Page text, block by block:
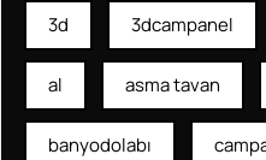
3d 3dcampanel
al asma tavan
banyodolabı